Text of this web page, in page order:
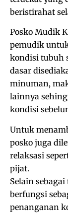
beristirahat
Posko Mudik
pemudik
kondisi tubuh
dasar
minuman,
lainnya
kondisi
Untuk
posko juga
relaksasi
pijat.
Selain
berfungsi
penanganan